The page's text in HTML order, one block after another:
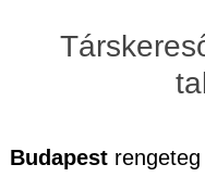
Budapest